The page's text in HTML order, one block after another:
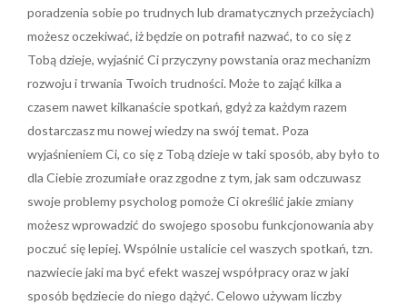
poradzenia sobie po trudnych lub dramatycznych przeżyciach)
możesz oczekiwać, iż będzie on potrafił nazwać, to co się z
Tobą dzieje, wyjaśnić Ci przyczyny powstania oraz mechanizm
rozwoju i trwania Twoich trudności. Może to zająć kilka a
czasem nawet kilkanaście spotkań, gdyż za każdym razem
dostarczasz mu nowej wiedzy na swój temat. Poza
wyjaśnieniem Ci, co się z Tobą dzieje w taki sposób, aby było to
dla Ciebie zrozumiałe oraz zgodne z tym, jak sam odczuwasz
swoje problemy psycholog pomoże Ci określić jakie zmiany
możesz wprowadzić do swojego sposobu funkcjonowania aby
poczuć się lepiej. Wspólnie ustalicie cel waszych spotkań, tzn.
nazwiecie jaki ma być efekt waszej współpracy oraz w jaki
sposób będziecie do niego dążyć. Celowo używam liczby